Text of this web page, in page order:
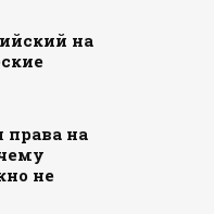
на
права на
не